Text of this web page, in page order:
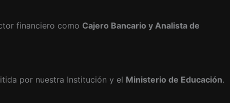
financiero como Cajero Bancario y Analista de
por nuestra Institución y el Ministerio de Educación.